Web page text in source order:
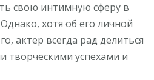
свою интимную сферу в
хотя об его личной
актер всегда рад делиться
творческими успехами и